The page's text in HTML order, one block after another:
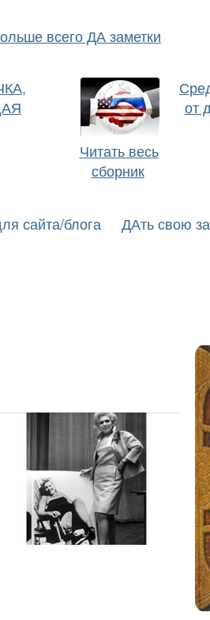
всего ДА заметки
Читать весь
сборник
от
сайта/блога ДАть свою